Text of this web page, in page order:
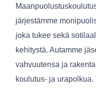
järjestämme
joka tukee sekä
kehitystä. Autamme
vahvuutensa ja
koulutus- ja